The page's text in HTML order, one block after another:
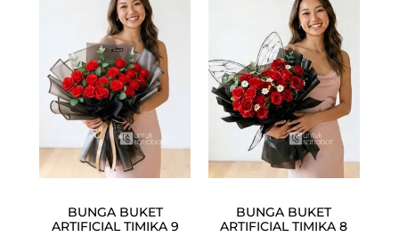
BUNGA BUKET
ARTIFICIAL TIMIKA 9
BUNGA BUKET
ARTIFICIAL TIMIKA 8